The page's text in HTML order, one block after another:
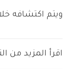
ويتم اكتشافه
اقرأ المزيد من